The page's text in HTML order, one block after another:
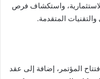
واستكشاف فرص
المتقدمة.
المؤتمر، إضافة إلى عقد